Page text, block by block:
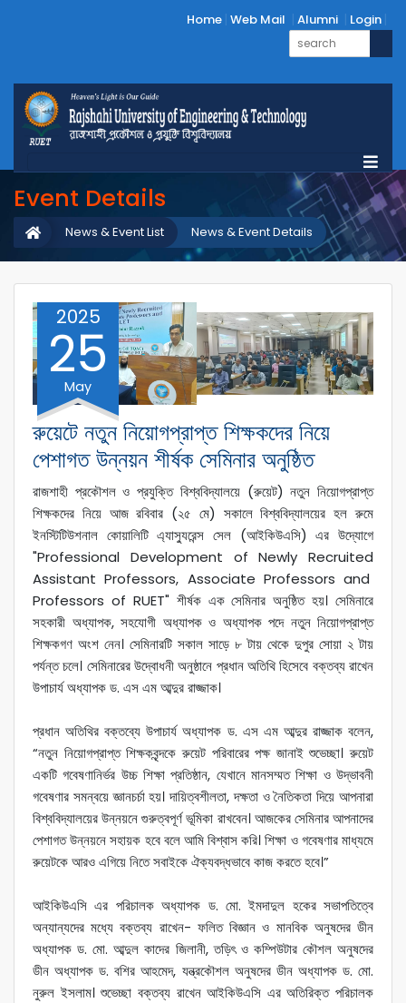
Home Web Mail Alumni Login
Event Details
News & Event Details
News & Event List
2025
25
May
রুয়েটে নতুন নিয়োগপ্রাপ্ত শিক্ষকদের নিয়ে
পেশাগত উন্নয়ন শীর্ষক সেমিনার অনুষ্ঠিত
রাজশাহী প্রকৌশল ও প্রযুক্তি বিশ্ববিদ্যালয়ে (রুয়েট) নতুন নিয়োগপ্রাপ্ত
শিক্ষকদের নিয়ে আজ রবিবার (২৫ মে) সকালে বিশ্ববিদ্যালয়ের হল রুমে
ইনস্টিটিউশনাল কোয়ালিটি এ্যাস্যুরেন্স সেল (আইকিউএসি) এর উদ্যোগে
"Professional Development of Newly Recruited
Assistant Professors, Associate Professors and
Professors of RUET" শীর্ষক এক সেমিনার অনুষ্ঠিত হয়। সেমিনারে
সহকারী অধ্যাপক, সহযোগী অধ্যাপক ও অধ্যাপক পদে নতুন নিয়োগপ্রাপ্ত
শিক্ষকগণ অংশ নেন। সেমিনারটি সকাল সাড়ে ৮ টায় থেকে দুপুর সোয়া ২ টায়
পর্যন্ত চলে। সেমিনারের উদ্বোধনী অনুষ্ঠানে প্রধান অতিথি হিসেবে বক্তব্য রাখেন
উপাচার্য অধ্যাপক ড. এস এম আব্দুর রাজ্জাক।
প্রধান অতিথির বক্তব্যে উপাচার্য অধ্যাপক ড. এস এম আব্দুর রাজ্জাক বলেন,
“নতুন নিয়োগপ্রাপ্ত শিক্ষকবৃন্দকে রুয়েট পরিবারের পক্ষ জানাই শুভেচ্ছা। রুয়েট
একটি গবেষণানির্ভর উচ্চ শিক্ষা প্রতিষ্ঠান, যেখানে মানসম্মত শিক্ষা ও উদ্ভাবনী
গবেষণার সমন্বয়ে জ্ঞানচর্চা হয়। দায়িত্বশীলতা, দক্ষতা ও নৈতিকতা দিয়ে আপনারা
বিশ্ববিদ্যালয়ের উন্নয়নে গুরুত্বপূর্ণ ভূমিকা রাখবেন। আজকের সেমিনার আপনাদের
পেশাগত উন্নয়নে সহায়ক হবে বলে আমি বিশ্বাস করি। শিক্ষা ও গবেষণার মাধ্যমে
রুয়েটকে আরও এগিয়ে নিতে সবাইকে ঐক্যবদ্ধভাবে কাজ করতে হবে।”
আইকিউএসি এর পরিচালক অধ্যাপক ড. মো. ইমদাদুল হকের সভাপতিত্বে
অন্যান্যদের মধ্যে বক্তব্য রাখেন- ফলিত বিজ্ঞান ও মানবিক অনুষদের ডীন
অধ্যাপক ড. মো. আব্দুল কাদের জিলানী, তড়িৎ ও কম্পিউটার কৌশল অনুষদের
ডীন অধ্যাপক ড. বশির আহমেদ, যন্ত্রকৌশল অনুষদের ডীন অধ্যাপক ড. মো.
নুরুল ইসলাম। শুভেচ্ছা বক্তব্য রাখেন আইকিউএসি এর অতিরিক্ত পরিচালক